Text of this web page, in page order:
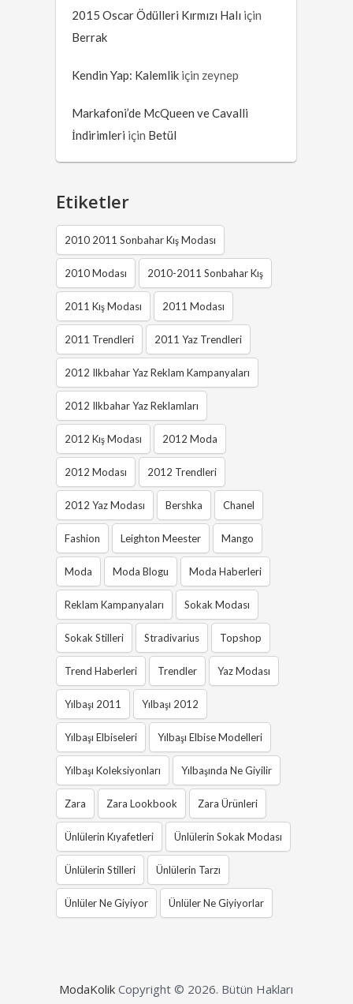
2015 Oscar Ödülleri Kırmızı Halı için
Berrak
Kendin Yap: Kalemlik için zeynep
Markafoni’de McQueen ve Cavalli
İndirimleri için Betül
Etiketler
2010 2011 Sonbahar Kış Modası
2010 Modası 2010-2011 Sonbahar Kış
2011 Kış Modası 2011 Modası
2011 Trendleri 2011 Yaz Trendleri
2012 Ilkbahar Yaz Reklam Kampanyaları
2012 Ilkbahar Yaz Reklamları
2012 Kış Modası 2012 Moda
2012 Modası 2012 Trendleri
2012 Yaz Modası Bershka Chanel
Fashion Leighton Meester Mango
Moda Moda Blogu Moda Haberleri
Reklam Kampanyaları Sokak Modası
Sokak Stilleri Stradivarius Topshop
Trend Haberleri Trendler Yaz Modası
Yılbaşı 2011 Yılbaşı 2012
Yılbaşı Elbiseleri Yılbaşı Elbise Modelleri
Yılbaşı Koleksiyonları Yılbaşında Ne Giyilir
Zara Zara Lookbook Zara Ürünleri
Ünlülerin Kıyafetleri Ünlülerin Sokak Modası
Ünlülerin Stilleri Ünlülerin Tarzı
Ünlüler Ne Giyiyor Ünlüler Ne Giyiyorlar
ModaKolik Copyright © 2026. Bütün Hakları